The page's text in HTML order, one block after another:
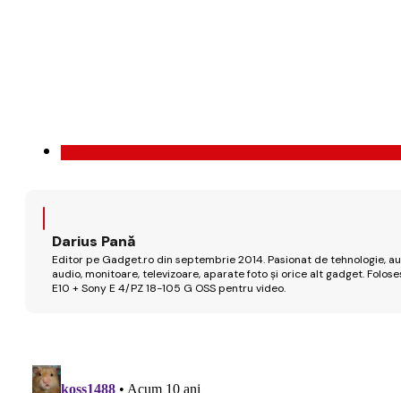
Darius Pană
Editor pe Gadget.ro din septembrie 2014. Pasionat de tehnologie,
audio, monitoare, televizoare, aparate foto și orice alt gadget.
E10 + Sony E 4/PZ 18-105 G OSS pentru video.